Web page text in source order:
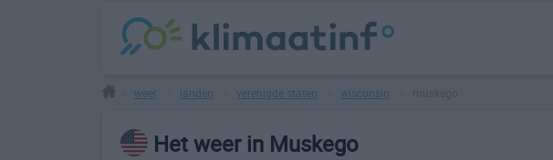
weer landen verenigde staten wisconsin
Het weer in Muskego